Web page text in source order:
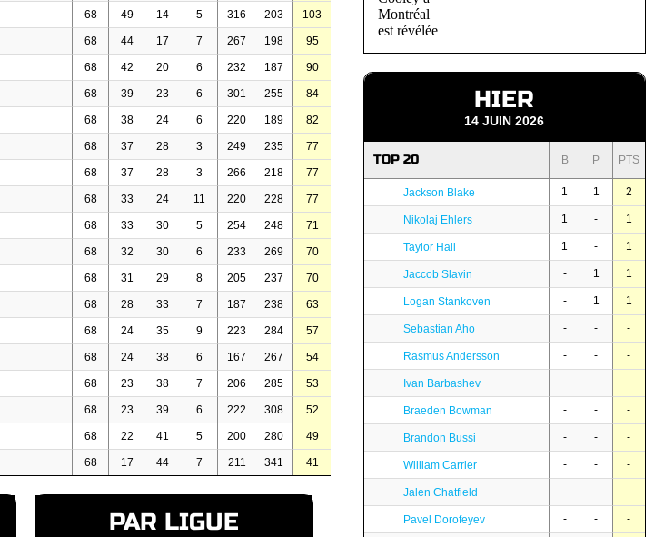
68 49 14 5 316 203 103
68 44 17 7 267 198 95
68 42 20 6 232 187 90
68 39 23 6 301 255 84
68 38 24 6 220 189 82
68 37 28 3 249 235 77
68 37 28 3 266 218 77
68 33 24 11 220 228 77
68 33 30 5 254 248 71
68 32 30 6 233 269 70
68 31 29 8 205 237 70
68 28 33 7 187 238 63
68 24 35 9 223 284 57
68 24 38 6 167 267 54
68 23 38 7 206 285 53
68 23 39 6 222 308 52
68 22 41 5 200 280 49
68 17 44 7 211 341 41
PAR LIGUE
HIER
14 JUIN 2026
TOP 20 B P PTS
Jackson Blake 1 1 2
Nikolaj Ehlers 1 - 1
Taylor Hall 1 - 1
Jaccob Slavin - 1 1
Logan Stankoven - 1 1
Sebastian Aho - - -
Rasmus Andersson - - -
Ivan Barbashev - - -
Braeden Bowman - - -
Brandon Bussi - - -
William Carrier - - -
Jalen Chatfield - - -
Pavel Dorofeyev - - -